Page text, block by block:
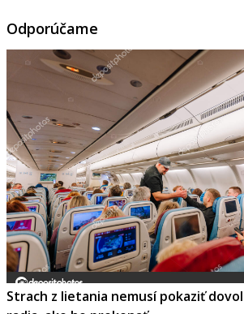
Odporúčame
Strach z lietania nemusí pokaziť